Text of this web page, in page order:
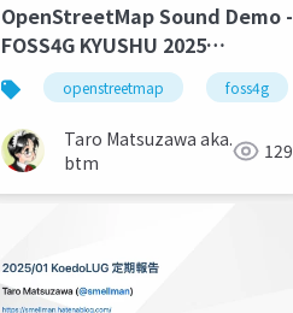
OpenStreetMap Sound Demo -
FOSS4G KYUSHU 2025
Lightning Talk
openstreetmap foss4g
Taro Matsuzawa aka.
btm
129